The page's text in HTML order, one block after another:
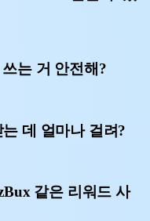
는 거 안전해?
데 얼마나 걸려?
같은 리워드 사